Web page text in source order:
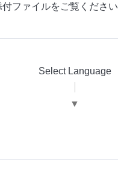
ファイルをご覧ください
Select Language
▼